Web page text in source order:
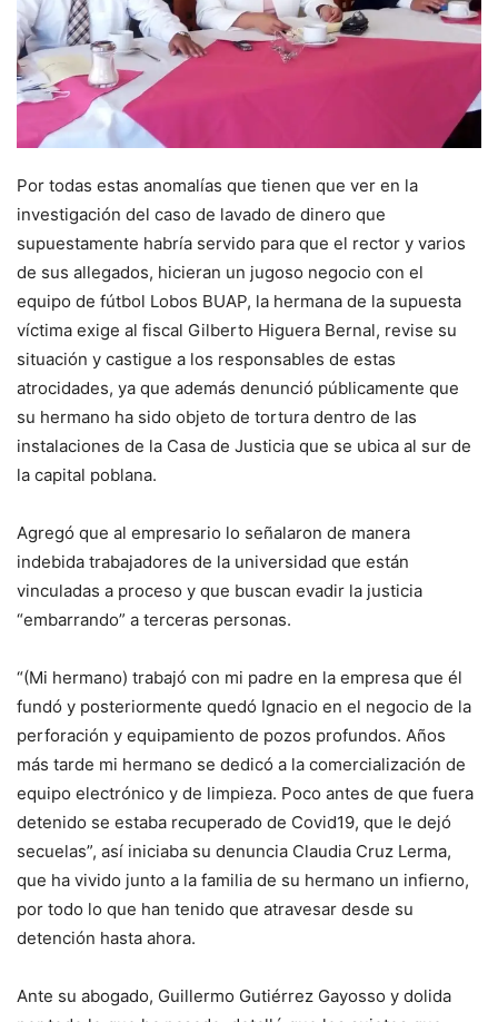
Por todas estas anomalías que tienen que ver en la
investigación del caso de lavado de dinero que
supuestamente habría servido para que el rector y varios
de sus allegados, hicieran un jugoso negocio con el
equipo de fútbol Lobos BUAP, la hermana de la supuesta
víctima exige al fiscal Gilberto Higuera Bernal, revise su
situación y castigue a los responsables de estas
atrocidades, ya que además denunció públicamente que
su hermano ha sido objeto de tortura dentro de las
instalaciones de la Casa de Justicia que se ubica al sur de
la capital poblana.
Agregó que al empresario lo señalaron de manera
indebida trabajadores de la universidad que están
vinculadas a proceso y que buscan evadir la justicia
“embarrando” a terceras personas.
“(Mi hermano) trabajó con mi padre en la empresa que él
fundó y posteriormente quedó Ignacio en el negocio de la
perforación y equipamiento de pozos profundos. Años
más tarde mi hermano se dedicó a la comercialización de
equipo electrónico y de limpieza. Poco antes de que fuera
detenido se estaba recuperado de Covid19, que le dejó
secuelas”, así iniciaba su denuncia Claudia Cruz Lerma,
que ha vivido junto a la familia de su hermano un infierno,
por todo lo que han tenido que atravesar desde su
detención hasta ahora.
Ante su abogado, Guillermo Gutiérrez Gayosso y dolida